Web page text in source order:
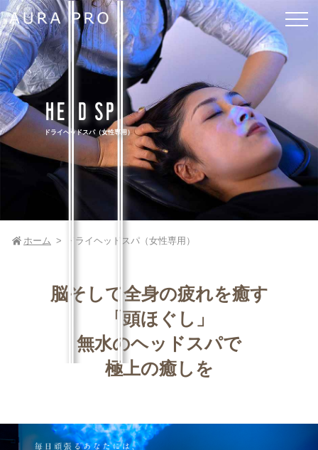
HEAD SPA
ドライヘッドスパ（女性専用）
ホーム ドライヘッドスパ（女性専用）
脳そして全身の疲れを癒す
「頭ほぐし」
無水のヘッドスパで
極上の癒しを